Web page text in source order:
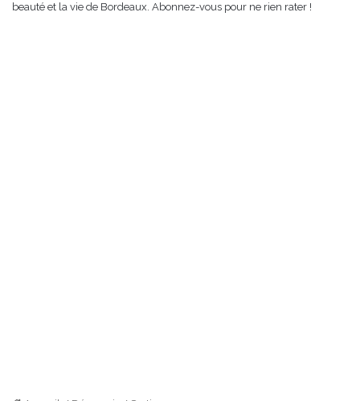
beauté et la vie de Bordeaux. Abonnez-vous pour ne rien rater !